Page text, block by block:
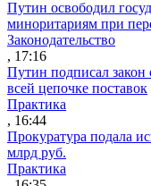
Путин освободил
миноритариям при
Законодательство
, 17:16
Путин подписал
всей цепочке поставок
Практика
, 16:44
Прокуратура подала
млрд руб.
Практика